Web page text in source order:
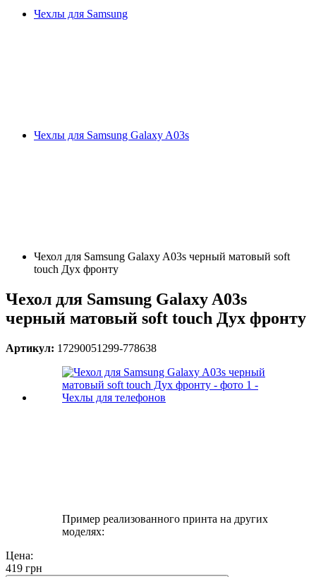
Чехлы для Samsung
Чехлы для Samsung Galaxy A03s
Чехол для Samsung Galaxy A03s черный матовый soft
touch Дух фронту
Чехол для Samsung Galaxy A03s
черный матовый soft touch Дух фронту
Артикул: 17290051299-778638
Пример реализованного принта на других
моделях:
Цена:
419 грн